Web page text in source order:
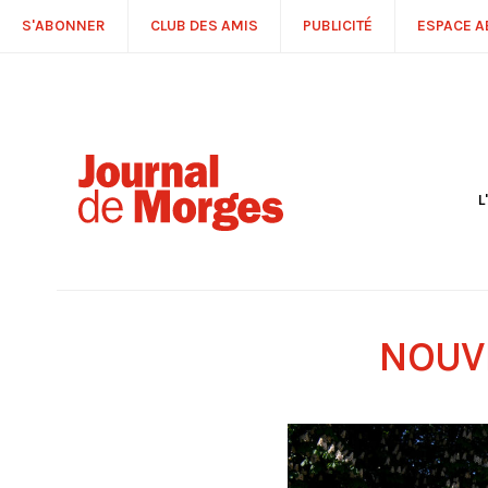
S'ABONNER CLUB DES AMIS PUBLICITÉ ESPACE